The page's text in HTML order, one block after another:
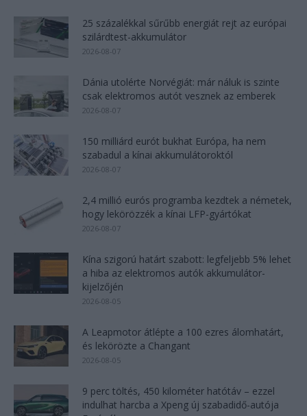
25 százalékkal sűrűbb energiát rejt az európai
szilárdtest-akkumulátor
2026-08-07
Dánia utolérte Norvégiát: már náluk is szinte
csak elektromos autót vesznek az emberek
2026-08-07
150 milliárd eurót bukhat Európa, ha nem
szabadul a kínai akkumulátoroktól
2026-08-07
2,4 millió eurós programba kezdtek a németek,
hogy lekörözzék a kínai LFP-gyártókat
2026-08-07
Kína szigorú határt szabott: legfeljebb 5% lehet
a hiba az elektromos autók akkumulátor-
kijelzőjén
2026-08-05
A Leapmotor átlépte a 100 ezres álomhatárt,
és lekörözte a Changant
2026-08-05
9 perc töltés, 450 kilométer hatótáv – ezzel
indulhat harcba a Xpeng új szabadidő-autója